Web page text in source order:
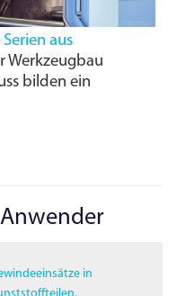
aus
Werkzeugbau
bilden ein
in